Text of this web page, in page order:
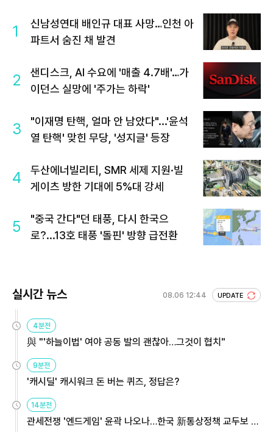
1
신남성연대 배인규 대표 사망…인천 아
파트서 숨진 채 발견
2
샌디스크, AI 수요에 '매출 4.7배'…가
이던스 실망에 '주가는 하락'
3
"이재명 탄핵, 얼마 안 남았다"...'윤석
열 탄핵' 맞힌 무당, '성지글' 등장
4
두산에너빌리티, SMR 세제 지원·빌
게이츠 방한 기대에 5%대 강세
5
"중국 간다"던 태풍, 다시 한국으
로?...13호 태풍 '돌핀' 방향 급전환
실시간 뉴스 08.06 12:44 UPDATE
4분전
與 "'하늘이법' 여야 공동 발의 괜찮아…그것이 협치"
9분전
'캐시딜' 캐시워크 돈 버는 퀴즈, 정답은?
14분전
관세전쟁 '엔드게임' 윤곽 나오나…한국 新통상정책 교두보 활